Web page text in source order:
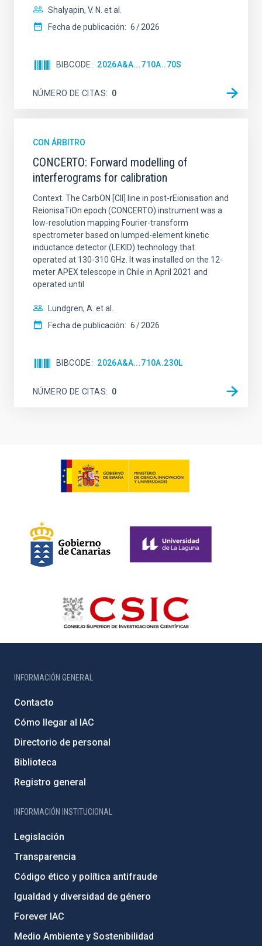
Shalyapin, V. N. et al.
Fecha de publicación: 6 2026
BIBCODE 2026A&A...710A..70S
NÚMERO DE CITAS 0
CON ÁRBITRO
CONCERTO: Forward modelling of
interferograms for calibration
Context. The CarbON [CII] line in post-rEionisation and
ReionisaTiOn epoch (CONCERTO) instrument was a
low-resolution mapping Fourier-transform
spectrometer based on lumped-element kinetic
inductance detector (LEKID) technology that
operated at 130-310 GHz. It was installed on the 12-
meter APEX telescope in Chile in April 2021 and
operated until
Lundgren, A. et al.
Fecha de publicación: 6 2026
BIBCODE 2026A&A...710A.230L
NÚMERO DE CITAS 0
INFORMACIÓN GENERAL
Contacto
Cómo llegar al IAC
Directorio de personal
Biblioteca
Registro general
INFORMACIÓN INSTITUCIONAL
Legislación
Transparencia
Código ético y política antifraude
Igualdad y diversidad de género
Forever IAC
Medio Ambiente y Sostenibilidad